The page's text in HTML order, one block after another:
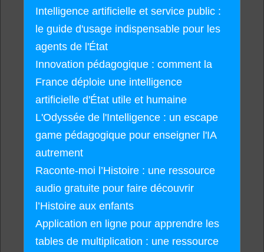
Intelligence artificielle et service public :
le guide d'usage indispensable pour les
agents de l'État
Innovation pédagogique : comment la
France déploie une intelligence
artificielle d'État utile et humaine
L'Odyssée de l'Intelligence : un escape
game pédagogique pour enseigner l'IA
autrement
Raconte-moi l’Histoire : une ressource
audio gratuite pour faire découvrir
l’Histoire aux enfants
Application en ligne pour apprendre les
tables de multiplication : une ressource